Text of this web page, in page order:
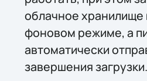
облачное хранилище
фоновом режиме, а
автоматически
завершения загрузки.